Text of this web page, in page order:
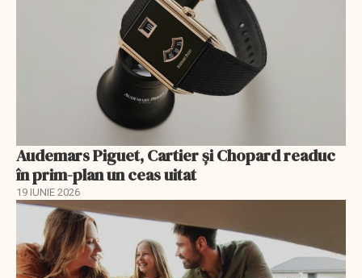
Audemars Piguet, Cartier și Chopard readuc
în prim-plan un ceas uitat
19 IUNIE 2026